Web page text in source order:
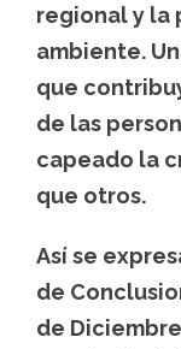
regional y la
ambiente.
que
de las
capeado la
que otros.
Así se
de
de